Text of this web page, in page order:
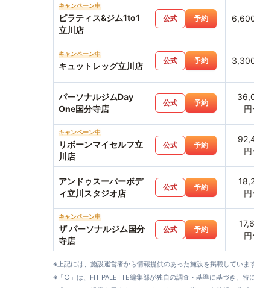
キャンペーン中
ピラティス&ジム1to1
立川店
公式 予約
キャンペーン中
キュットレッグ立川店
公式 予約
パーソナルジムDay
One国分寺店
公式 予約
円
キャンペーン中
リボーンマイセルフ立
川店
公式 予約
円
アンドゥスーパーボデ
ィ立川スタジオ店
公式 予約
円
キャンペーン中
ザ パーソナルジム国分
寺店
公式 予約
円
※上記には、施設運営者から情報提供のあった施設を掲載していま
※「○」は、FIT PALETTE編集部が独自の調査・基準に基づき、特